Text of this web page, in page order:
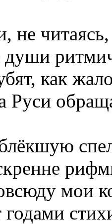
не читаясь,
как
Руси
мои